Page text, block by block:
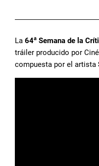
La 64a Semana de la
tráiler producido por
compuesta por el artista